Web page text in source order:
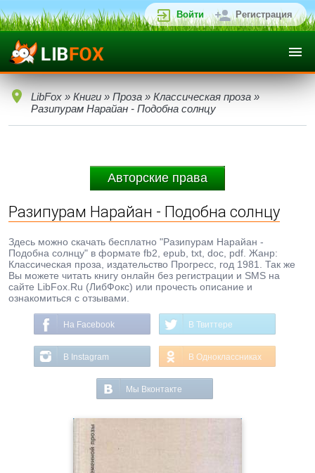
Войти Регистрация
LibFox » Книги » Проза » Классическая проза »
Разипурам Нарайан - Подобна солнцу
Авторские права
Разипурам Нарайан - Подобна солнцу
Здесь можно скачать бесплатно "Разипурам Нарайан -
Подобна солнцу" в формате fb2, epub, txt, doc, pdf. Жанр:
Классическая проза, издательство Прогресс, год 1981. Так же
Вы можете читать книгу онлайн без регистрации и SMS на
сайте LibFox.Ru (ЛибФокс) или прочесть описание и
ознакомиться с отзывами.
На Facebook В Твиттере
В Instagram В Одноклассниках
Мы Вконтакте